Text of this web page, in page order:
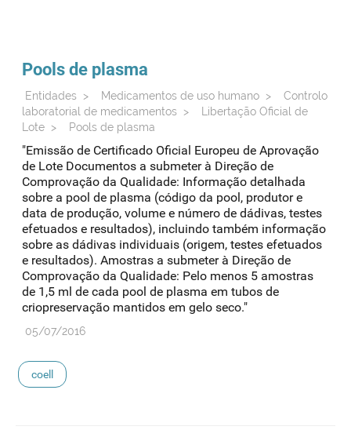
Pools de plasma
Entidades > Medicamentos de uso humano >
Controlo
laboratorial de medicamentos >
Libertação Oficial de
Lote > Pools de plasma
"Emissão de Certificado Oficial Europeu de Aprovação
de Lote Documentos a submeter à Direção de
Comprovação da Qualidade: Informação detalhada
sobre a pool de plasma (código da pool, produtor e
data de produção, volume e número de dádivas, testes
efetuados e resultados), incluindo também informação
sobre as dádivas individuais (origem, testes efetuados
e resultados). Amostras a submeter à Direção de
Comprovação da Qualidade: Pelo menos 5 amostras
de 1,5 ml de cada pool de plasma em tubos de
criopreservação mantidos em gelo seco."
05/07/2016
coell